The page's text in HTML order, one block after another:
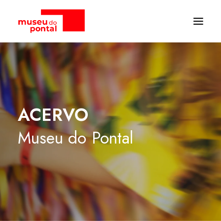
ACERVO
Museu do Pontal